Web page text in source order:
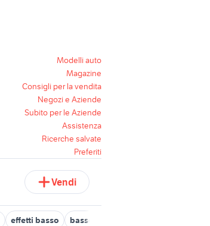
Modelli auto
Magazine
Consigli per la vendita
Negozi e Aziende
Subito per le Aziende
Assistenza
Ricerche salvate
Preferiti
Vendi
effetti basso basso rilievo